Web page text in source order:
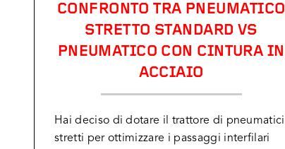
CONFRONTO TRA PNEUMATICO
STRETTO STANDARD VS
PNEUMATICO CON CINTURA IN
ACCIAIO
Hai deciso di dotare il trattore di pneumatici
stretti per ottimizzare i passaggi interfilari